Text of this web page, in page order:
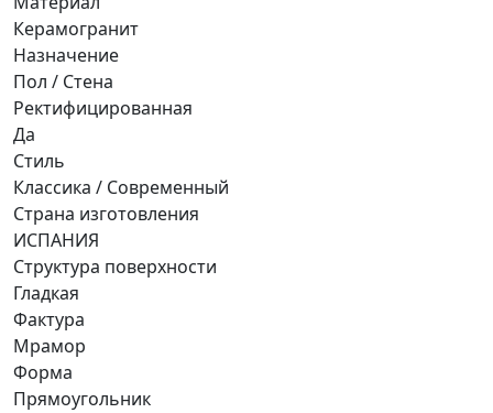
Керамогранит
Назначение
Пол / Стена
Ректифицированная
Да
Стиль
Классика / Современный
Страна изготовления
ИСПАНИЯ
Структура поверхности
Гладкая
Фактура
Мрамор
Форма
Прямоугольник